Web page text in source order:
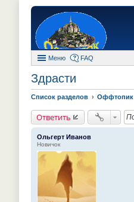
Меню FAQ
Здрасти
Список разделов Оффтопик
Ответить
Ольгерт Иванов
Новичок